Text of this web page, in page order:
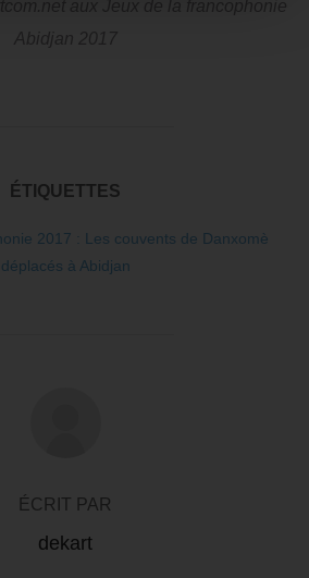
aux Jeux de la francophonie
Abidjan 2017
ÉTIQUETTES
2017 : Les couvents de Danxomè
déplacés à Abidjan
ÉCRIT PAR
dekart